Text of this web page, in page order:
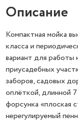
Описание
Компактная мойка
класса и
вариант для
приусадебных
заборов, садовых
оплёткой, длинной
форсунка «плоская
нерегулируемый